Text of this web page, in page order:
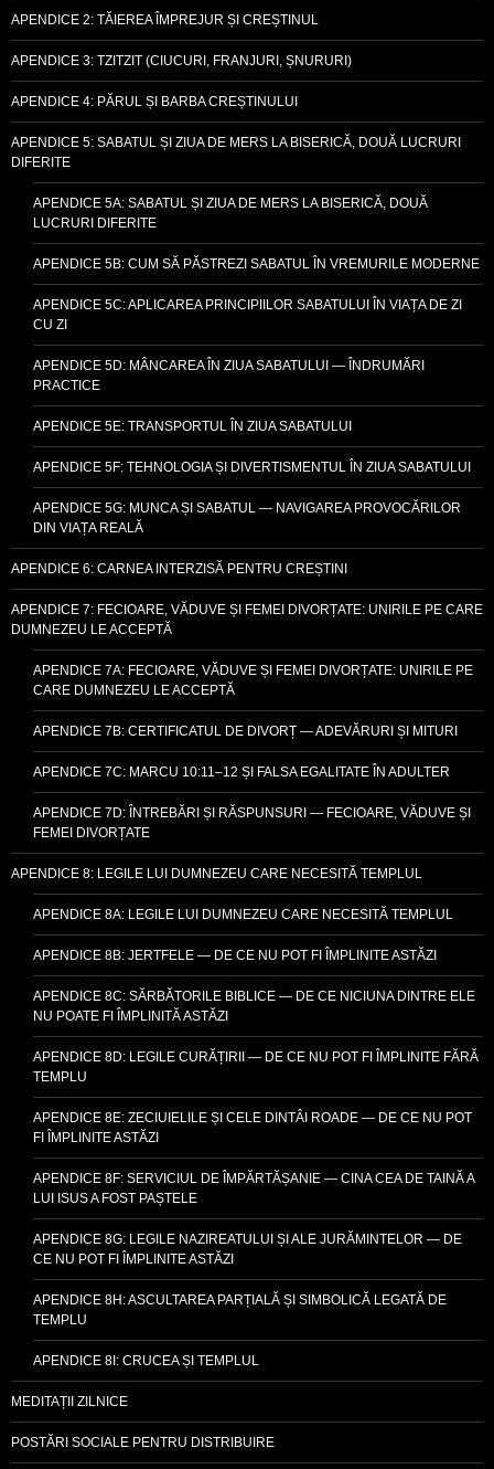
APENDICE 2: TĂIEREA ÎMPREJUR ȘI CREȘTINUL
APENDICE 3: TZITZIT (CIUCURI, FRANJURI, ȘNURURI)
APENDICE 4: PĂRUL ȘI BARBA CREȘTINULUI
APENDICE 5: SABATUL ȘI ZIUA DE MERS LA BISERICĂ, DOUĂ LUCRURI
DIFERITE
APENDICE 5A: SABATUL ȘI ZIUA DE MERS LA BISERICĂ, DOUĂ
LUCRURI DIFERITE
APENDICE 5B: CUM SĂ PĂSTREZI SABATUL ÎN VREMURILE MODERNE
APENDICE 5C: APLICAREA PRINCIPIILOR SABATULUI ÎN VIAȚA DE ZI
CU ZI
APENDICE 5D: MÂNCAREA ÎN ZIUA SABATULUI — ÎNDRUMĂRI
PRACTICE
APENDICE 5E: TRANSPORTUL ÎN ZIUA SABATULUI
APENDICE 5F: TEHNOLOGIA ȘI DIVERTISMENTUL ÎN ZIUA SABATULUI
APENDICE 5G: MUNCA ȘI SABATUL — NAVIGAREA PROVOCĂRILOR
DIN VIAȚA REALĂ
APENDICE 6: CARNEA INTERZISĂ PENTRU CREȘTINI
APENDICE 7: FECIOARE, VĂDUVE ȘI FEMEI DIVORȚATE: UNIRILE PE CARE
DUMNEZEU LE ACCEPTĂ
APENDICE 7A: FECIOARE, VĂDUVE ȘI FEMEI DIVORȚATE: UNIRILE PE
CARE DUMNEZEU LE ACCEPTĂ
APENDICE 7B: CERTIFICATUL DE DIVORȚ — ADEVĂRURI ȘI MITURI
APENDICE 7C: MARCU 10:11–12 ȘI FALSA EGALITATE ÎN ADULTER
APENDICE 7D: ÎNTREBĂRI ȘI RĂSPUNSURI — FECIOARE, VĂDUVE ȘI
FEMEI DIVORȚATE
APENDICE 8: LEGILE LUI DUMNEZEU CARE NECESITĂ TEMPLUL
APENDICE 8A: LEGILE LUI DUMNEZEU CARE NECESITĂ TEMPLUL
APENDICE 8B: JERTFELE — DE CE NU POT FI ÎMPLINITE ASTĂZI
APENDICE 8C: SĂRBĂTORILE BIBLICE — DE CE NICIUNA DINTRE ELE
NU POATE FI ÎMPLINITĂ ASTĂZI
APENDICE 8D: LEGILE CURĂȚIRII — DE CE NU POT FI ÎMPLINITE FĂRĂ
TEMPLU
APENDICE 8E: ZECIUIELILE ȘI CELE DINTÂI ROADE — DE CE NU POT
FI ÎMPLINITE ASTĂZI
APENDICE 8F: SERVICIUL DE ÎMPĂRTĂȘANIE — CINA CEA DE TAINĂ A
LUI ISUS A FOST PAȘTELE
APENDICE 8G: LEGILE NAZIREATULUI ȘI ALE JURĂMINTELOR — DE
CE NU POT FI ÎMPLINITE ASTĂZI
APENDICE 8H: ASCULTAREA PARȚIALĂ ȘI SIMBOLICĂ LEGATĂ DE
TEMPLU
APENDICE 8I: CRUCEA ȘI TEMPLUL
MEDITAȚII ZILNICE
POSTĂRI SOCIALE PENTRU DISTRIBUIRE